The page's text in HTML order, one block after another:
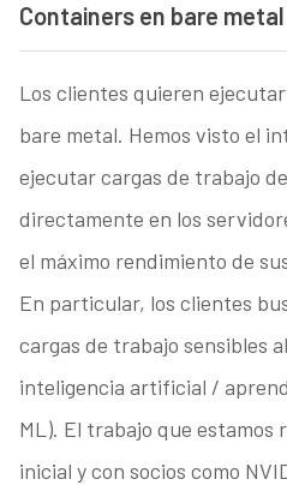
Containers en bare metal
Los clientes quieren
bare metal. Hemos visto el
ejecutar cargas de trabajo
directamente en los
el máximo rendimiento de
En particular, los clientes
cargas de trabajo sensibles
inteligencia artificial /
ML). El trabajo que estamos
inicial y con socios como